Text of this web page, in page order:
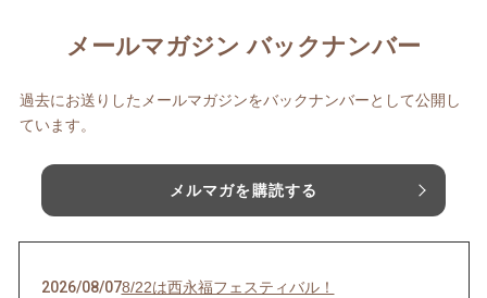
メールマガジン バックナンバー
過去にお送りしたメールマガジンをバックナンバーとして公開し
ています。
メルマガを購読する
2026/08/078/22は西永福フェスティバル！